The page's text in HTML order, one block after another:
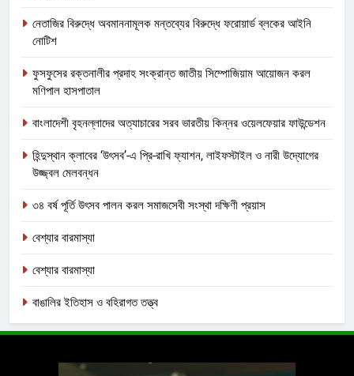
নেতাজির বিরুদ্ধে অবমাননামূলক মন্তব্যের বিরুদ্ধে ফরোয়ার্ড ব্লকের আইনি
নোটিশ
ফুসফুসের রক্তনালীর প্রদাহ সংক্রান্ত জাতীয় সিম্পোজিয়াম আয়োজন করল
মণিপাল হাসপাতাল
বাংলাদেশী বৃহনল্লাদের অত্যাচারের সরব ভারতীয় কিন্নর ওয়েলফেয়ার ফাউন্ডেশন
হিন্দুস্থান ক্লাবের ‘উৎসব’-এ প্রি-রাখি ফ্যাশন, লাইফস্টাইল ও নারী উদ্যোগের
উজ্জ্বল মেলবন্ধন
৩৪ বর্ষ পূর্তি উৎসব পালন করল সমাজসেবী সংস্থা দক্ষিণী প্রয়াস
বেশ্যার বারমাস্যা
বেশ্যার বারমাস্যা
বাঙালির ইতিহাস ও বহিরাগত তত্ত্ব